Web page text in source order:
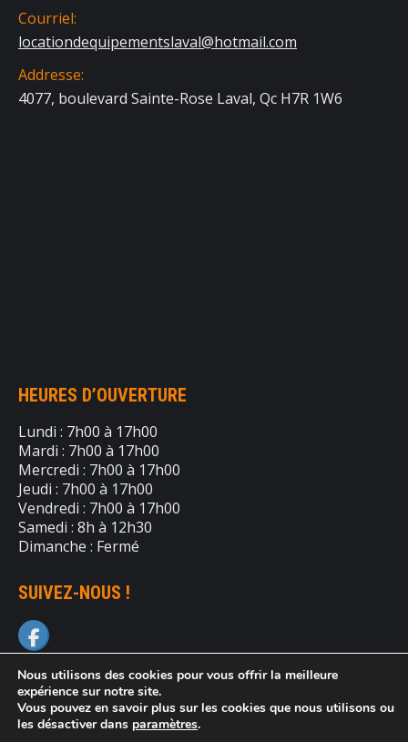
Courriel:
locationdequipementslaval@hotmail.com
Addresse:
4077, boulevard Sainte-Rose Laval, Qc H7R 1W6
HEURES D’OUVERTURE
Lundi : 7h00 à 17h00
Mardi : 7h00 à 17h00
Mercredi : 7h00 à 17h00
Jeudi : 7h00 à 17h00
Vendredi : 7h00 à 17h00
Samedi : 8h à 12h30
Dimanche : Fermé
SUIVEZ-NOUS !
© Location d'équipements Laval - 2026 | Tous droits
Nous utilisons des cookies pour vous offrir la meilleure
expérience sur notre site.
Vous pouvez en savoir plus sur les cookies que nous utilisons ou
les désactiver dans paramètres.